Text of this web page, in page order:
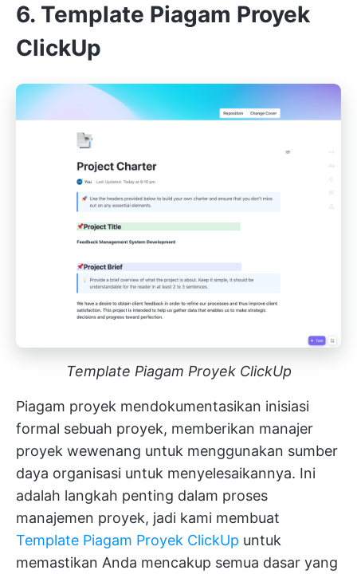
6. Template Piagam Proyek
ClickUp
Template Piagam Proyek ClickUp
Piagam proyek mendokumentasikan inisiasi
formal sebuah proyek, memberikan manajer
proyek wewenang untuk menggunakan sumber
daya organisasi untuk menyelesaikannya. Ini
adalah langkah penting dalam proses
manajemen proyek, jadi kami membuat
Template Piagam Proyek ClickUp untuk
memastikan Anda mencakup semua dasar yang